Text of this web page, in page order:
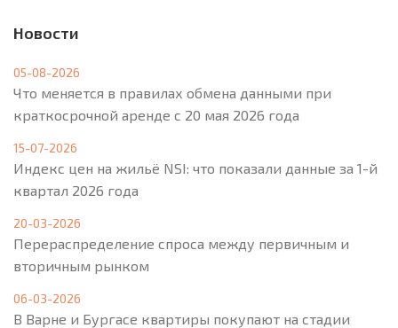
Новости
05-08-2026
Что меняется в правилах обмена данными при
краткосрочной аренде с 20 мая 2026 года
15-07-2026
Индекс цен на жильё NSI: что показали данные за 1-й
квартал 2026 года
20-03-2026
Перераспределение спроса между первичным и
вторичным рынком
06-03-2026
В Варне и Бургасе квартиры покупают на стадии